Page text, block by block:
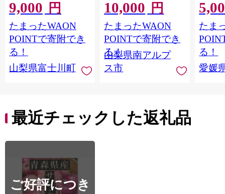
感 〜緑の宝石・ シ
ャインマスカット 〜
１ｋｇ以上（２〜３
房） フルーツ 山梨県
産 果物 くだもの シャ
イン マスカット ぶど
う ブドウ 葡萄 大粒 種
9,000 円
たまったWAON
POINTで寄附でき
る！
山梨県富士川町
南アルプス市産シャイ
ンマスカット1.2kg以
上（2～3房） クール
便発送 ALPAG007
10,000 円
たまったWAON
POINTで寄附でき
る！
山梨県南アルプ
ス市
出荷
ご自宅
マド
あり
ツ 高
産地直
レンジ
たま
る！
愛媛
最近チェックした返礼品
ご好評につき